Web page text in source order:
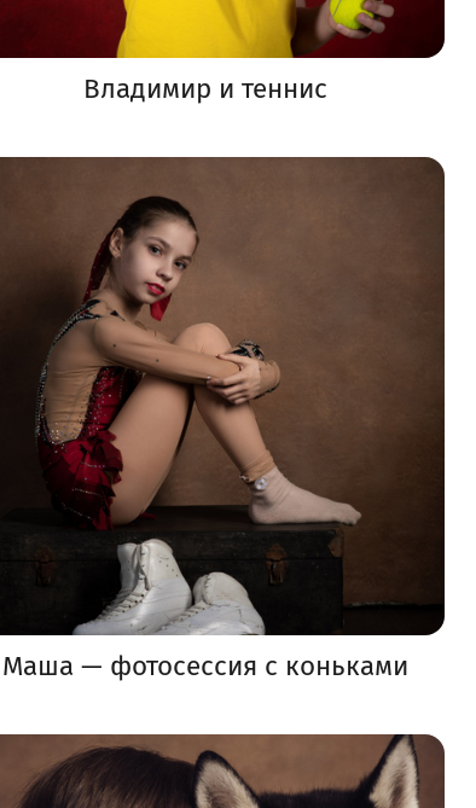
Владимир и теннис
Маша — фотосессия с коньками